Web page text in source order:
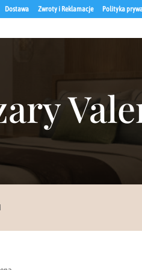
Dostawa Zwroty i Reklamacje Polityka